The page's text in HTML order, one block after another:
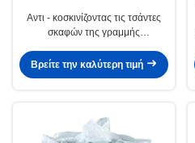
Αντι - κοσκινίζοντας τις τσάντες
σκαφών της γραμμής
τεράστια μαζική τσάντα τσαντών
Βρείτε την καλύτερη τιμή